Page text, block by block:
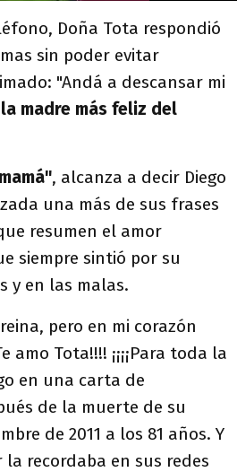
Doña Tota respondió
sin poder evitar
"Andá a descansar mi
madre más feliz del
, alcanza a decir Diego
una más de sus frases
resumen el amor
siempre sintió por su
y en las malas.
pero en mi corazón
amo Tota!!!! ¡¡¡¡Para toda la
en una carta de
de la muerte de su
de 2011 a los 81 años. Y
la recordaba en sus redes